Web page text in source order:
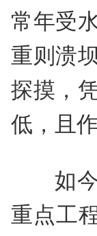
常年受
重则溃
探摸，
低，且
如
重点工